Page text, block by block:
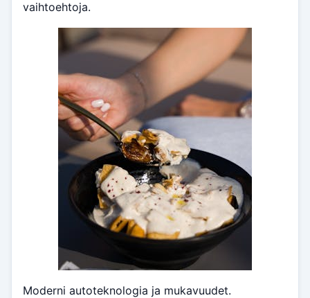
vaihtoehtoja.
Moderni autoteknologia ja mukavuudet.